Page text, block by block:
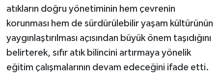
atıkların doğru yönetiminin hem çevrenin
korunması hem de sürdürülebilir yaşam kültürünün
yaygınlaştırılması açısından büyük önem taşıdığını
belirterek, sıfır atık bilincini artırmaya yönelik
eğitim çalışmalarının devam edeceğini ifade etti.